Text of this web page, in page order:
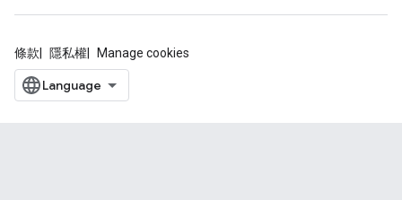
條款 隱私權 Manage cookies